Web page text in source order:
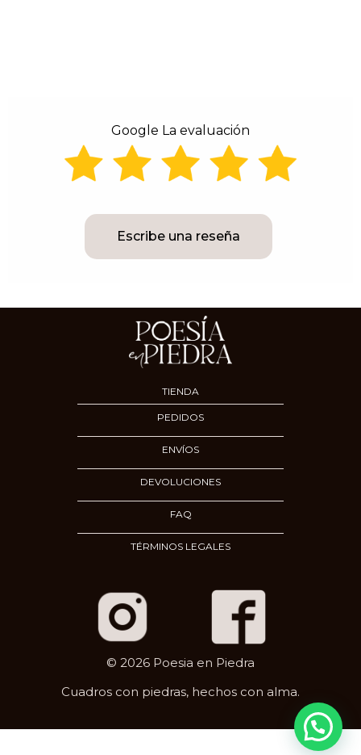
Google La evaluación
Escribe una reseña
TIENDA
PEDIDOS
ENVÍOS
DEVOLUCIONES
FAQ
TÉRMINOS LEGALES
© 2026 Poesia en Piedra
Cuadros con piedras, hechos con alma.